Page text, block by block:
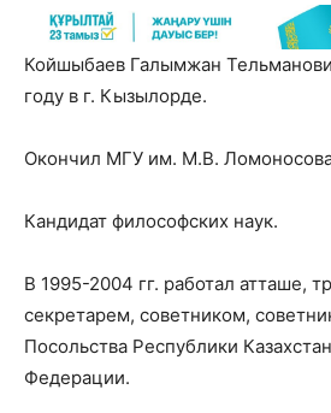
Койшыбаев Галымжан
году в г. Кызылорде.
Окончил МГУ им. М.В.
Кандидат философских наук.
В 1995-2004 гг. работал атташе,
секретарем, советником,
Посольства Республики
Федерации.